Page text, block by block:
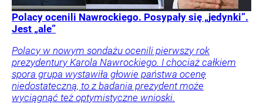
Polacy ocenili Nawrockiego. Posypały się „jedynki”.
Jest „ale”
Polacy w nowym sondażu ocenili pierwszy rok
prezydentury Karola Nawrockiego. I chociaż całkiem
spora grupa wystawiła głowie państwa ocenę
niedostateczną, to z badania prezydent może
wyciągnąć też optymistyczne wnioski.